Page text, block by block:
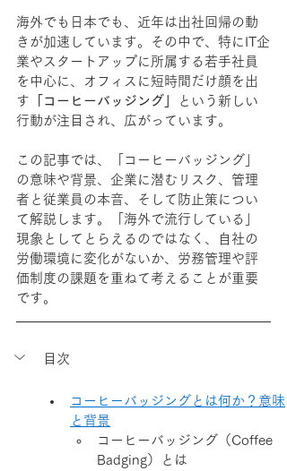
海外でも日本でも、近年は出社回帰の動
きが加速しています。その中で、特にIT企
業やスタートアップに所属する若手社員
を中心に、オフィスに短時間だけ顔を出
す 「コーヒーバッジング」
という新しい
行動が注目され、広がっています。
この記事では、「コーヒーバッジング」
の意味や背景、企業に潜むリスク、管理
者と従業員の本音、そして防止策につい
て解説します。「海外で流行している」
現象としてとらえるのではなく、自社の
労働環境に変化がないか、労務管理や評
価制度の課題を重ねて考えることが重要
です。
目次
コーヒーバッジングとは何か？意味
と背景
コーヒーバッジング（Coffee
Badging）とは